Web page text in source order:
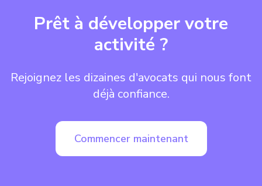
Prêt à développer votre
activité ?
Rejoignez les dizaines d'avocats qui nous font
déjà confiance.
Commencer maintenant